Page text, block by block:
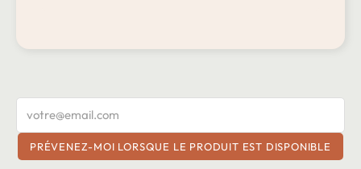
PRÉVENEZ-MOI LORSQUE LE PRODUIT EST DISPONIBLE